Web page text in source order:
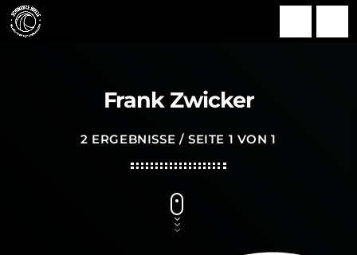
Frank Zwicker
2 ERGEBNISSE / SEITE 1 VON 1